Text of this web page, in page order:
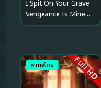
I Spit On Your Grave
Vengeance Is Mine
เดนนรกต้องตาย 3
พากย์ไทย Full HD